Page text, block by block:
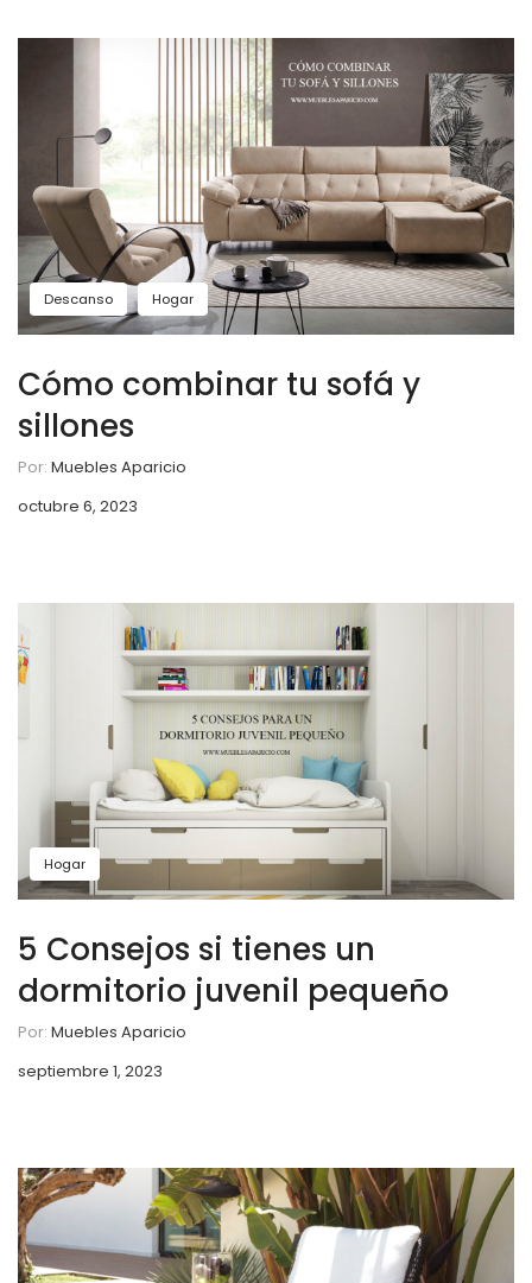
Descanso Hogar
Cómo combinar tu sofá y
sillones
Por: Muebles Aparicio
octubre 6, 2023
Hogar
5 Consejos si tienes un
dormitorio juvenil pequeño
Por: Muebles Aparicio
septiembre 1, 2023